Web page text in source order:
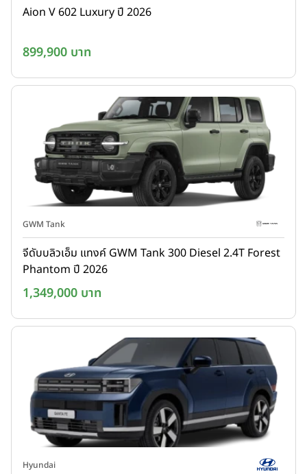
Aion V 602 Luxury ปี 2026
899,900 บาท
GWM Tank
จีดับบลิวเอ็ม แทงค์ GWM Tank 300 Diesel 2.4T Forest
Phantom ปี 2026
1,349,000 บาท
Hyundai